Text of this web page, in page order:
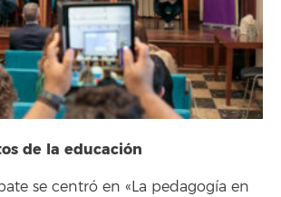
de la educación
se centró en «La pedagogía en